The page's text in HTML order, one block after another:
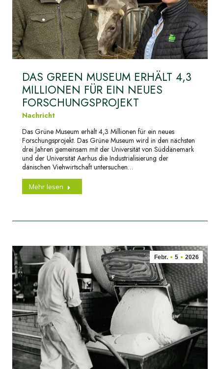
DAS GREEN MUSEUM ERHÄLT 4,3
MILLIONEN FÜR EIN NEUES
FORSCHUNGSPROJEKT
Nachricht
Das Grüne Museum erhält 4,3 Millionen für ein neues
Forschungsprojekt. Das Grüne Museum wird in den nächsten
drei Jahren gemeinsam mit der Universität von Süddänemark
und der Universität Aarhus die Industrialisierung der
dänischen Viehwirtschaft untersuchen…
Mehr lesen
Febr. 5 2026